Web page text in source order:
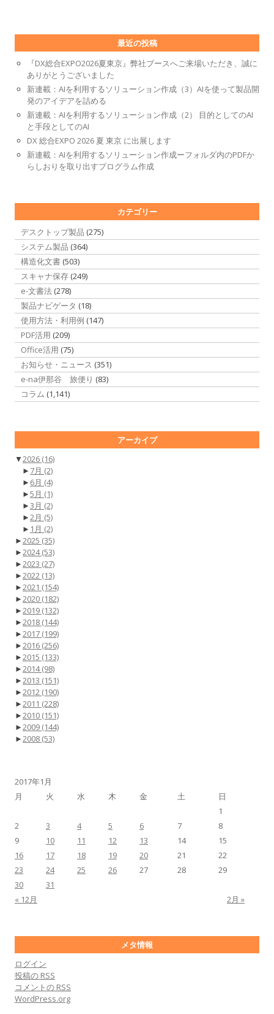
最近の投稿
『DX総合EXPO2026夏東京』弊社ブースへご来場いただき、誠に
ありがとうございました
新連載：AIを利用するソリューション作成（3）AIを使って製品開
発のアイデアを詰める
新連載：AIを利用するソリューション作成（2） 目的としてのAI
と手段としてのAI
DX 総合EXPO 2026 夏 東京 に出展します
新連載：AIを利用するソリューション作成ーフォルダ内のPDFか
らしおりを取り出すプログラム作成
カテゴリー
デスクトップ製品 (275)
システム製品 (364)
構造化文書 (503)
スキャナ保存 (249)
e-文書法 (278)
製品ナビゲータ (18)
使用方法・利用例 (147)
PDF活用 (209)
Office活用 (75)
お知らせ・ニュース (351)
e-na伊那谷 旅便り (83)
コラム (1,141)
アーカイブ
▼2026 (16)
► 7月 (2)
► 6月 (4)
►5月 (1)
►3月 (2)
►2月 (5)
► 1月 (2)
►2025 (35)
►2024(53)
►2023 (27)
►2022 (13)
►2021 (154)
►2020 (182)
►2019 (132)
►2018 (144)
►2017 (199)
►2016 (256)
►2015 (133)
►2014(98)
►2013 (151)
►2012 (190)
►2011 (228)
►2010 (151)
►2009 (144)
►2008 (53)
2017年1月
月
火 水 木 金 土 日
« 12月 2月 »
1
2
3 4 5 6 7
8
9
10 11 12 13 14
15
16
17 18 19 20 21
22
23
24 25 26 27 28
29
30
31
メタ情報
ログイン
投稿の RSS
コメントの RSS
WordPress.org